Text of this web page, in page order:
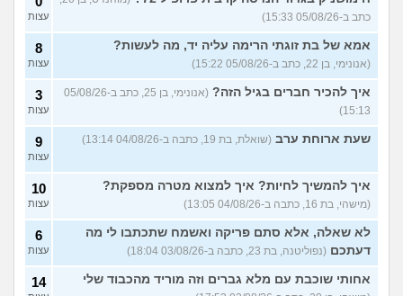
גבר שעיר או חלק? (מעיין, בן 14) 5
עצות
עוד שאלות חדשות במדור
כתב ב-05/08/26 15:33)
עצות
אמא של בת זוגתי הרימה עליה יד, מה לעשות?
(אנונימי, בן 22, כתב ב-05/08/26 15:22)
8
עצות
איך להכיר חברים בגיל הזה?
(אנונימי, בן 25, כתב ב-05/08/26
15:13)
3
עצות
שעת ארוחת ערב (שואלת, בת 19, כתבה ב-04/08/26 13:14) 9
עצות
איך להמשיך לחיות? איך למצוא מטרה מספקת?
(מישהי, בת 16, כתבה ב-04/08/26 13:05)
10
עצות
לא שאלה, אלא סתם פריקה ואשמח שתכתבו לי מה
דעתכם (נפוליטנה, בת 23, כתבה ב-03/08/26 18:04)
6
עצות
אחותי שוכבת עם מלא גברים וזה מוריד מהכבוד שלי 14